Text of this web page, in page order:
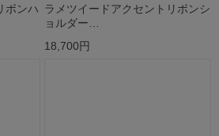
ボンハ
ラメツイードアクセントリボンシ
ョルダー…
18,700円